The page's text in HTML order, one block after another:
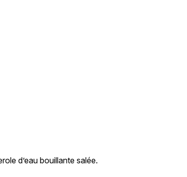
d’eau bouillante salée.